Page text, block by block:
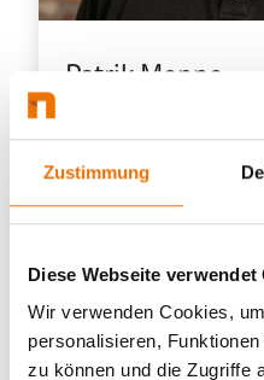
Zustimmung
Diese Webseite verwendet
Wir verwenden Cookies,
personalisieren,
zu können und die Zugriffe
Patrik Menne